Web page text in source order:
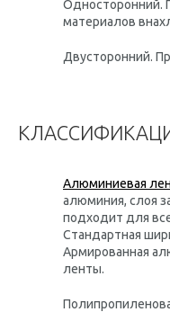
Односторонний.
материалов
Двусторонний.
Алюминиевая
алюминия, слоя
подходит для
Стандартная
Армированная
ленты.